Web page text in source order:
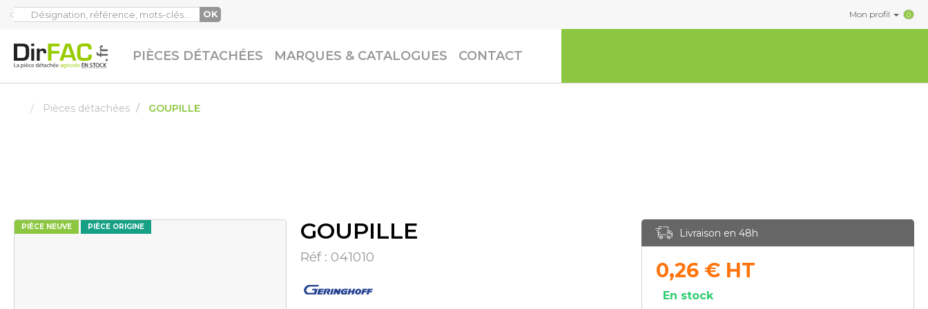
OK Mon profil 0
PIÈCES DÉTACHÉES MARQUES & CATALOGUES CONTACT
Pièces détachées GOUPILLE
PIÈCE NEUVE PIÈCE ORIGINE GOUPILLE
Réf : 041010
Livraison en 48h
0,26 € HT
En stock